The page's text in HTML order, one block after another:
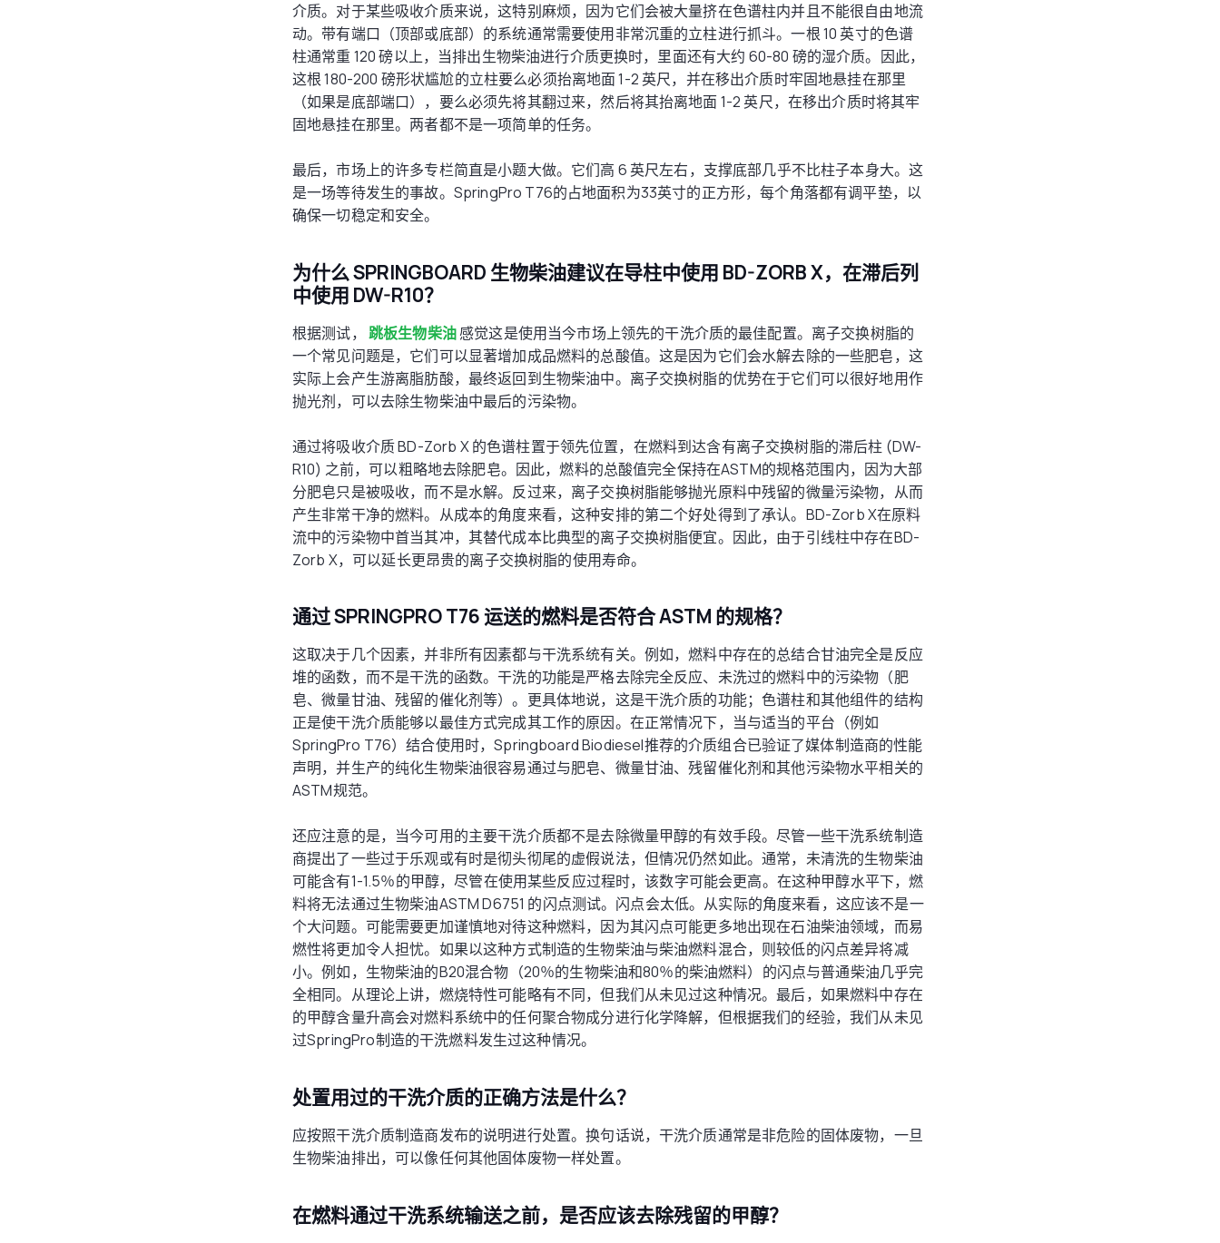
介质。对于某些吸收介质来说，这特别麻烦，因为它们会被大量挤在色谱柱内并且不能很自由地流
动。带有端口（顶部或底部）的系统通常需要使用非常沉重的立柱进行抓斗。一根 10 英寸的色谱
柱通常重 120 磅以上，当排出生物柴油进行介质更换时，里面还有大约 60-80 磅的湿介质。因此，
这根 180-200 磅形状尴尬的立柱要么必须抬离地面 1-2 英尺，并在移出介质时牢固地悬挂在那里
（如果是底部端口），要么必须先将其翻过来，然后将其抬离地面 1-2 英尺，在移出介质时将其牢
固地悬挂在那里。两者都不是一项简单的任务。
最后，市场上的许多专栏简直是小题大做。它们高 6 英尺左右，支撑底部几乎不比柱子本身大。这
是一场等待发生的事故。SpringPro T76的占地面积为33英寸的正方形，每个角落都有调平垫，以
确保一切稳定和安全。
为什么 SPRINGBOARD 生物柴油建议在导柱中使用 BD-ZORB X，在滞后列
中使用 DW-R10？
根据测试， 跳板生物柴油感觉这是使用当今市场上领先的干洗介质的最佳配置。离子交换树脂的
一个常见问题是，它们可以显著增加成品燃料的总酸值。这是因为它们会水解去除的一些肥皂，这
实际上会产生游离脂肪酸，最终返回到生物柴油中。离子交换树脂的优势在于它们可以很好地用作
抛光剂，可以去除生物柴油中最后的污染物。
通过将吸收介质 BD-Zorb X 的色谱柱置于领先位置，在燃料到达含有离子交换树脂的滞后柱 (DW-
R10) 之前，可以粗略地去除肥皂。因此，燃料的总酸值完全保持在ASTM的规格范围内，因为大部
分肥皂只是被吸收，而不是水解。反过来，离子交换树脂能够抛光原料中残留的微量污染物，从而
产生非常干净的燃料。从成本的角度来看，这种安排的第二个好处得到了承认。BD-Zorb X在原料
流中的污染物中首当其冲，其替代成本比典型的离子交换树脂便宜。因此，由于引线柱中存在BD-
Zorb X，可以延长更昂贵的离子交换树脂的使用寿命。
通过 SPRINGPRO T76 运送的燃料是否符合 ASTM 的规格？
这取决于几个因素，并非所有因素都与干洗系统有关。例如，燃料中存在的总结合甘油完全是反应
堆的函数，而不是干洗的函数。干洗的功能是严格去除完全反应、未洗过的燃料中的污染物（肥
皂、微量甘油、残留的催化剂等）。更具体地说，这是干洗介质的功能；色谱柱和其他组件的结构
正是使干洗介质能够以最佳方式完成其工作的原因。在正常情况下，当与适当的平台（例如
SpringPro T76）结合使用时，Springboard Biodiesel推荐的介质组合已验证了媒体制造商的性能
声明，并生产的纯化生物柴油很容易通过与肥皂、微量甘油、残留催化剂和其他污染物水平相关的
ASTM规范。
还应注意的是，当今可用的主要干洗介质都不是去除微量甲醇的有效手段。尽管一些干洗系统制造
商提出了一些过于乐观或有时是彻头彻尾的虚假说法，但情况仍然如此。通常，未清洗的生物柴油
可能含有1-1.5％的甲醇，尽管在使用某些反应过程时，该数字可能会更高。在这种甲醇水平下，燃
料将无法通过生物柴油ASTM D6751 的闪点测试。闪点会太低。从实际的角度来看，这应该不是一
个大问题。可能需要更加谨慎地对待这种燃料，因为其闪点可能更多地出现在石油柴油领域，而易
燃性将更加令人担忧。如果以这种方式制造的生物柴油与柴油燃料混合，则较低的闪点差异将减
小。例如，生物柴油的B20混合物（20％的生物柴油和80％的柴油燃料）的闪点与普通柴油几乎完
全相同。从理论上讲，燃烧特性可能略有不同，但我们从未见过这种情况。最后，如果燃料中存在
的甲醇含量升高会对燃料系统中的任何聚合物成分进行化学降解，但根据我们的经验，我们从未见
过SpringPro制造的干洗燃料发生过这种情况。
处置用过的干洗介质的正确方法是什么？
应按照干洗介质制造商发布的说明进行处置。换句话说，干洗介质通常是非危险的固体废物，一旦
生物柴油排出，可以像任何其他固体废物一样处置。
在燃料通过干洗系统输送之前，是否应该去除残留的甲醇？